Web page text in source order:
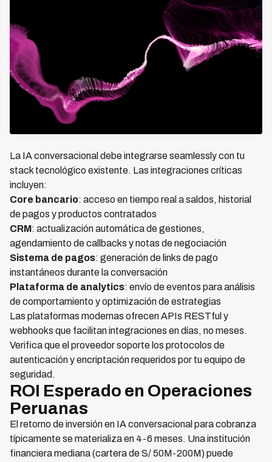
La IA conversacional debe integrarse seamlessly con tu
stack tecnológico existente. Las integraciones críticas
incluyen:
Core bancario: acceso en tiempo real a saldos, historial
de pagos y productos contratados
CRM: actualización automática de gestiones,
agendamiento de callbacks y notas de negociación
Sistema de pagos: generación de links de pago
instantáneos durante la conversación
Plataforma de analytics: envío de eventos para análisis
de comportamiento y optimización de estrategias
Las plataformas modernas ofrecen APIs RESTful y
webhooks que facilitan integraciones en días, no meses.
Verifica que el proveedor soporte los protocolos de
autenticación y encriptación requeridos por tu equipo de
seguridad.
ROI Esperado en Operaciones
Peruanas
El retorno de inversión en IA conversacional para cobranza
típicamente se materializa en 4-6 meses. Una institución
financiera mediana (cartera de S/ 50M-200M) puede